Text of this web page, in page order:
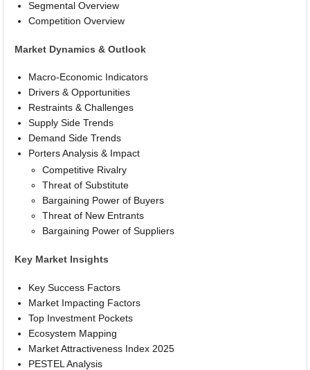
Segmental Overview
Competition Overview
Market Dynamics & Outlook
Macro-Economic Indicators
Drivers & Opportunities
Restraints & Challenges
Supply Side Trends
Demand Side Trends
Porters Analysis & Impact
Competitive Rivalry
Threat of Substitute
Bargaining Power of Buyers
Threat of New Entrants
Bargaining Power of Suppliers
Key Market Insights
Key Success Factors
Market Impacting Factors
Top Investment Pockets
Ecosystem Mapping
Market Attractiveness Index 2025
PESTEL Analysis